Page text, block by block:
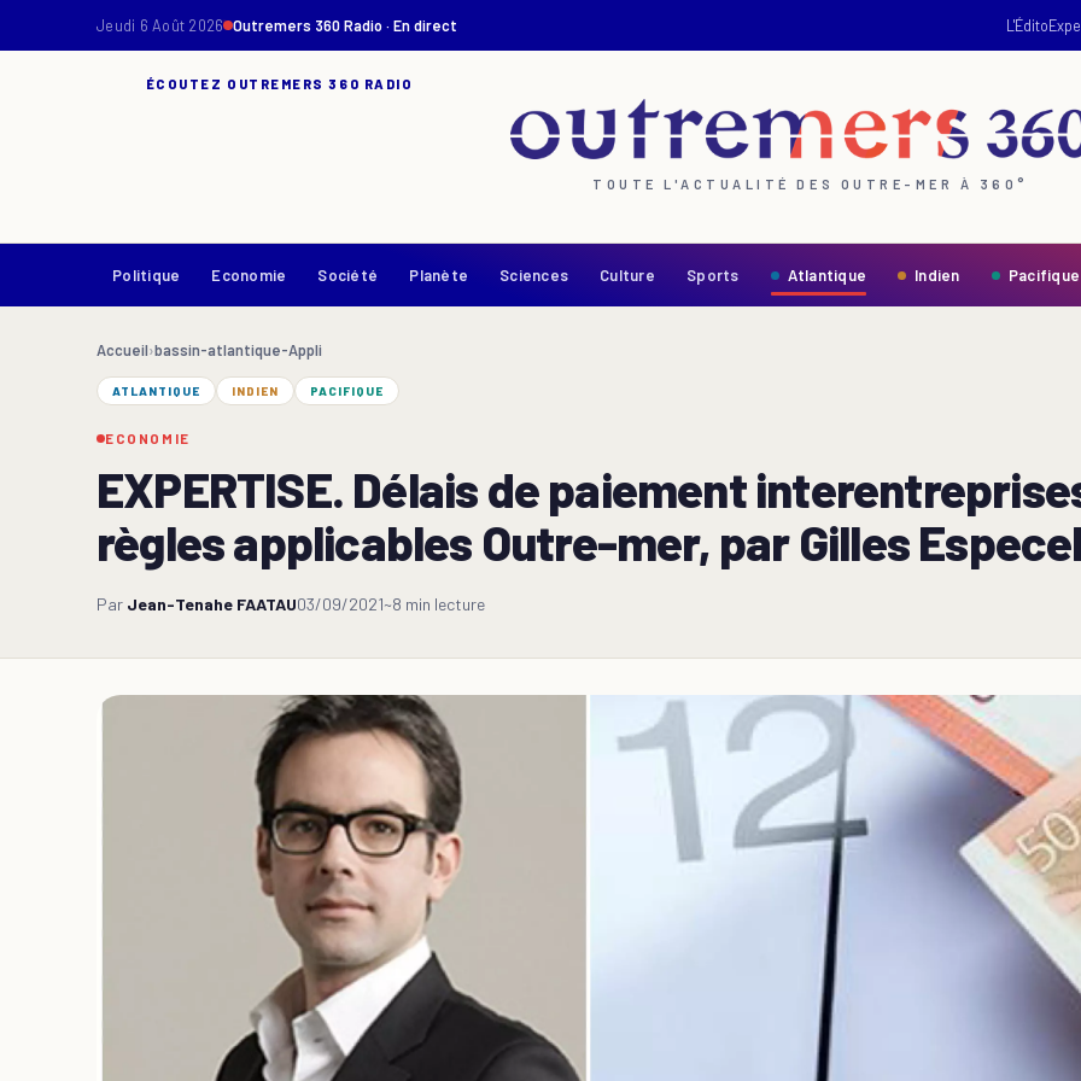
Jeudi 6 Août 2026 Outremers 360 Radio · En direct L'Édito
ÉCOUTEZ OUTREMERS 360 RADIO
TOUTE L'ACTUALITÉ DES OUTRE-MER À 360°
Politique Economie Société Planète Sciences Culture Sports Atlantique Indien Pacifique
Accueil›bassin-atlantique-Appli
ATLANTIQUE INDIEN PACIFIQUE
ECONOMIE
EXPERTISE. Délais de paiement
règles applicables Outre-mer, par Gilles
Par Jean-Tenahe FAATAU03/09/2021~8 min lecture